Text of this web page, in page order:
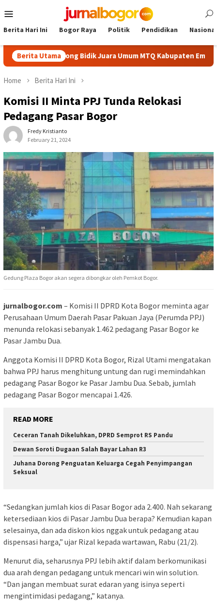
to
Menu
Berita Hari Ini Bogor Raya Politik Pendidikan Nasional
Berita Utama
Cibinong Bidik Juara Umum MTQ Kabupaten Empat Kali
Home Berita Hari Ini
Komisi II Minta PPJ Tunda Relokasi
Pedagang Pasar Bogor
Fredy Kristianto
February 21, 2024
Gedung Plaza Bogor akan segera dibongkar oleh Pemkot Bogor.
jurnalbogor.com – Komisi II DPRD Kota Bogor meminta agar
Perusahaan Umum Daerah Pasar Pakuan Jaya (Perumda PPJ)
menunda relokasi sebanyak 1.462 pedagang Pasar Bogor ke
Pasar Jambu Dua.
Anggota Komisi II DPRD Kota Bogor, Rizal Utami mengatakan
bahwa PPJ harus menghitung untung dan rugi memindahkan
pedagang Pasar Bogor ke Pasar Jambu Dua. Sebab, jumlah
pedagang Pasar Bogor mencapai 1.426.
READ MORE
Ceceran Tanah Dikeluhkan, DPRD Semprot RS Pandu
Dewan Soroti Dugaan Salah Bayar Lahan R3
Juhana Dorong Penguatan Keluarga Cegah Penyimpangan
Seksual
“Sedangkan jumlah kios di Pasar Bogor ada 2.400. Nah sekarang
ketersediaan kios di Pasar Jambu Dua berapa? Kemudian kapan
selesainya, dan ada diskon kios nggak untuk pedagang atau
dispensasi harga,” ujar Rizal kepada wartawan, Rabu (21/2).
Menurut dia, seharusnya PPJ lebih aktif dalam berkomunikasi
dua arah dengan pedagang untuk mencari win win solution.
“Dan jangan membuat surat edaran yang isinya seperti
mengintimidasi pedagang,” katanya.